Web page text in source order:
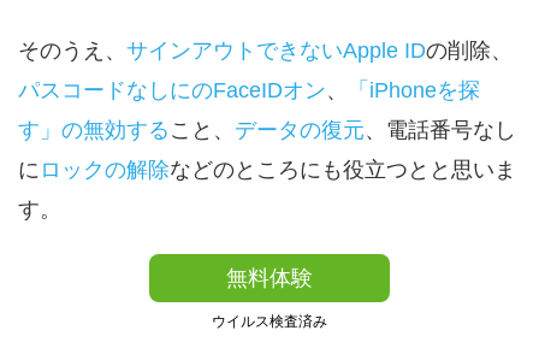
そのうえ、 サインアウトできないApple IDの削除、
パスコードなしにのFaceIDオン、
「iPhoneを探
す」の無効する こと、 データの復元、電話番号なし
に ロックの解除などのところにも役立つとと思いま
す。
無料体験
ウイルス検査済み